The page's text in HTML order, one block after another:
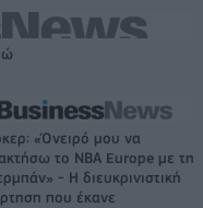
«Όνειρό μου να
το ΝΒΑ Europe με τη
- Η διευκρινιστική
που έκανε